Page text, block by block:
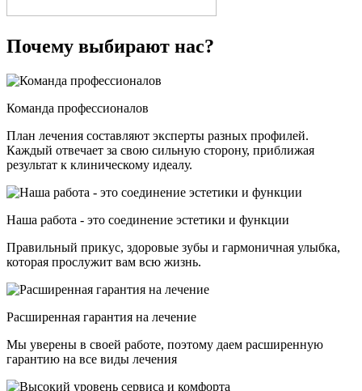
Почему выбирают нас?
Команда профессионалов
План лечения составляют эксперты разных профилей.
Каждый отвечает за свою сильную сторону, приближая
результат к клиническому идеалу.
Наша работа - это соединение эстетики и функции
Правильный прикус, здоровые зубы и гармоничная улыбка,
которая прослужит вам всю жизнь.
Расширенная гарантия на лечение
Мы уверены в своей работе, поэтому даем расширенную
гарантию на все виды лечения